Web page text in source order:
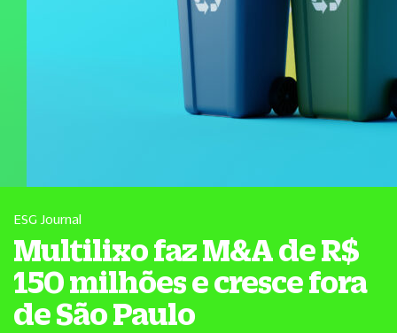
ESG Journal
Multilixo faz M&A de R$
150 milhões e cresce fora
de São Paulo